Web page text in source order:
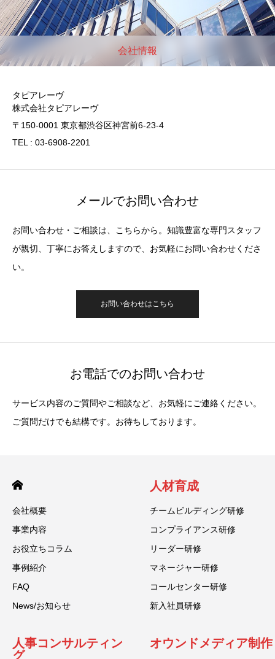
会社情報
タピアレーヴ
株式会社タピアレーヴ
〒150-0001 東京都渋谷区神宮前6-23-4
TEL : 03-6908-2201
メールでお問い合わせ
お問い合わせ・ご相談は、こちらから。知識豊富な専門スタッフ
が親切、丁寧にお答えしますので、お気軽にお問い合わせくださ
い。
お問い合わせはこちら
お電話でのお問い合わせ
サービス内容のご質問やご相談など、お気軽にご連絡ください。
ご質問だけでも結構です。お待ちしております。
会社概要
事業内容
お役立ちコラム
事例紹介
FAQ
News/お知らせ
人材育成
チームビルディング研修
コンプライアンス研修
リーダー研修
マネージャー研修
コールセンター研修
新入社員研修
人事コンサルティン
グ
オウンドメディア制作